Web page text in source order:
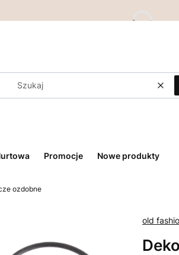
Promocje Nowe produkty
ozdobne
old